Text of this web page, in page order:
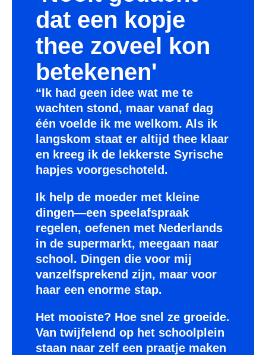
dat een kopje
thee zoveel kon
betekenen'
“Ik had geen idee wat me te
wachten stond, maar vanaf dag
één voelde ik me welkom. Als ik
langskom staat er altijd thee klaar
en kreeg ik de lekkerste Syrische
hapjes voorgeschoteld.
Ik help de moeder met kleine
dingen—een speelafspraak
regelen, oefenen met Nederlands
in de supermarkt, meegaan naar
school. Dingen die voor mij
vanzelfsprekend zijn, maar voor
haar een enorme stap.
Het mooiste? Hoe snel ze groeide.
Van twijfelend op het schoolplein
staan naar zelf een praatje maken